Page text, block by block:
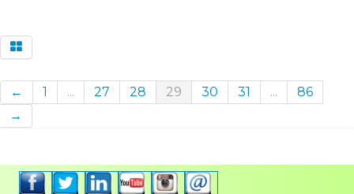
← 1 ... 27 28 29 30 31 ...
86
→